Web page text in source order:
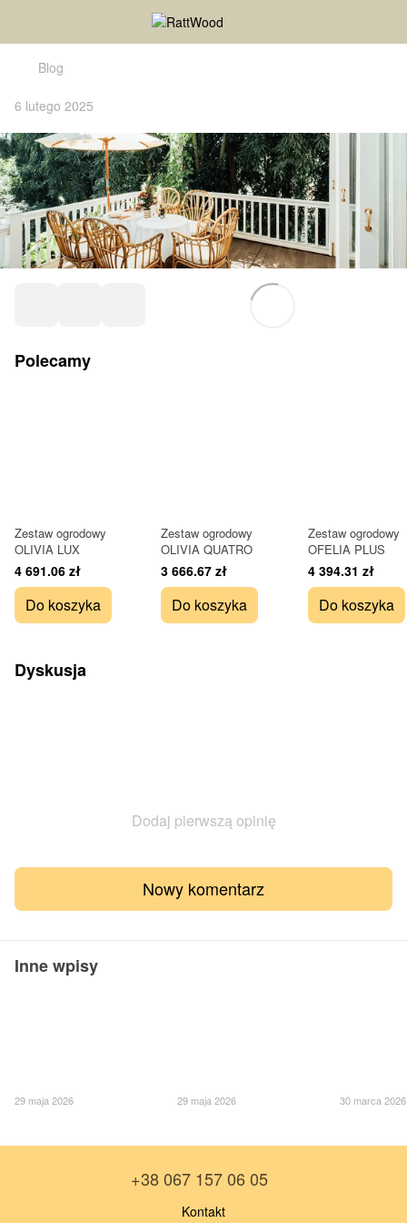
Blog
6 lutego 2025
Polecamy
Zestaw ogrodowy
OLIVIA LUX
4 691.06 zł
Do koszyka
Zestaw ogrodowy
OLIVIA QUATRO
3 666.67 zł
Do koszyka
Zestaw ogrodowy
OFELIA PLUS
4 394.31 zł
Do koszyka
Dyskusja
Dodaj pierwszą opinię
Nowy komentarz
Inne wpisy
29 maja 2026 29 maja 2026 30 marca 2026
+38 067 157 06 05
Kontakt